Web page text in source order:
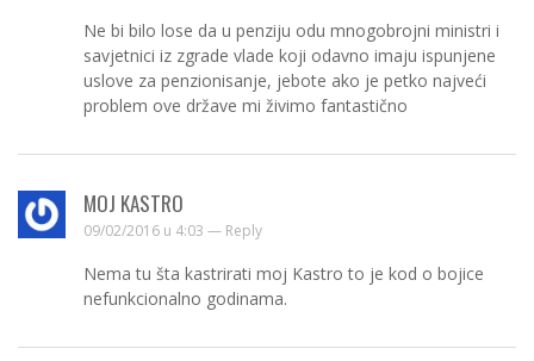
Ne bi bilo lose da u penziju odu mnogobrojni ministri i
savjetnici iz zgrade vlade koji odavno imaju ispunjene
uslove za penzionisanje, jebote ako je petko najveći
problem ove države mi živimo fantastično
MOJ KASTRO
09/02/2016 u 4:03 — Reply
Nema tu šta kastrirati moj Kastro to je kod o bojice
nefunkcionalno godinama.